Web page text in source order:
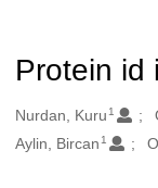
Protein id
Oluşturanlar
Nurdan, Kuru 1
Aylin, Bircan 1